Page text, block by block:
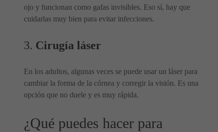
ojo y funcionan como gafas invisibles. Eso sí, hay que
cuidarlas muy bien para evitar infecciones.
3. Cirugía láser
En los adultos, algunas veces se puede usar un láser para
cambiar la forma de la córnea y corregir la visión. Es una
opción que no duele y es muy rápida.
¿Qué puedes hacer para